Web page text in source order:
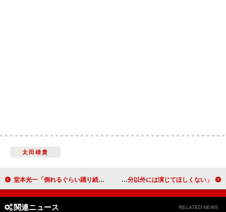
太田雄貴
堂本光一「倒れるぐらい踊り続けました」 「Ｅｎｄｌｅｓｓ ＳＨＯＣＫ」公開稽古 滝沢秀明「結婚は先輩方がまだなので…」 「義経は自分以外には演じてほしくない」
関連ニュース RELATED NEWS